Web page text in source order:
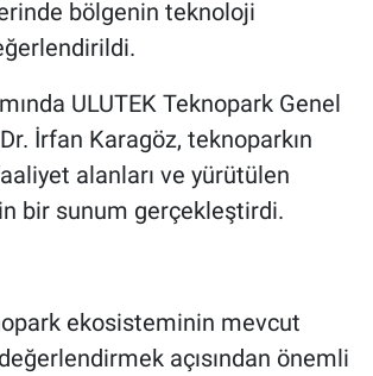
bölgenin teknoloji
ULUTEK Teknopark Genel
İrfan Karagöz, teknoparkın
alanları ve yürütülen
bir sunum gerçekleştirdi.
ekosisteminin mevcut
açısından önemli